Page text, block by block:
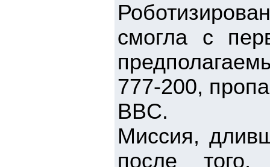
смогла с
777-200,
BBC.
Миссия,
после